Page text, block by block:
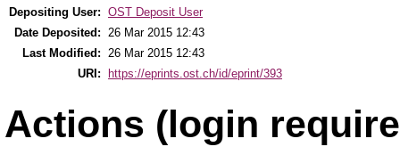
Depositing User: OST Deposit User
Date Deposited: 26 Mar 2015 12:43
Last Modified: 26 Mar 2015 12:43
URI:
https://eprints.ost.ch/id/eprint/393
Actions (login